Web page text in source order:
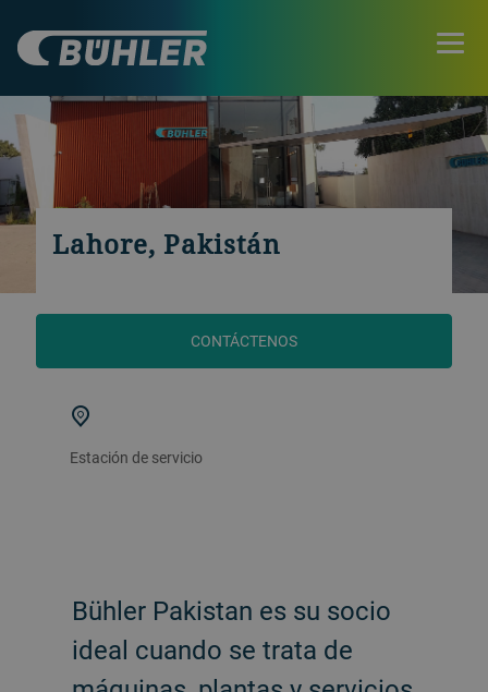
Lahore, Pakistán
CONTÁCTENOS
Estación de servicio
Bühler Pakistan es su socio
ideal cuando se trata de